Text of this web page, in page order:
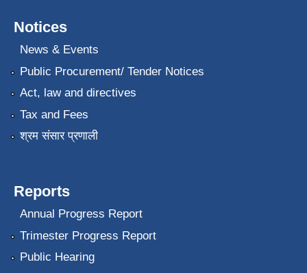
Notices
News & Events
Public Procurement/ Tender Notices
Act, law and directives
Tax and Fees
श्रम संसार प्रणाली
Reports
Annual Progress Report
Trimester Progress Report
Public Hearing